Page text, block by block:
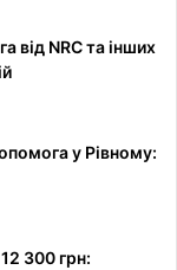
від NRC та інших
у Рівному:
300 грн: